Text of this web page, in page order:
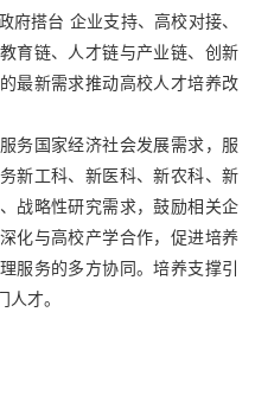
府搭台 企业支持、高校对接、
育链、人才链与产业链、创新
最新需求推动高校人才培养改
务国家经济社会发展需求，服
新工科、新医科、新农科、新
战略性研究需求，鼓励相关企
化与高校产学合作，促进培养
服务的多方协同。培养支撑引
才。